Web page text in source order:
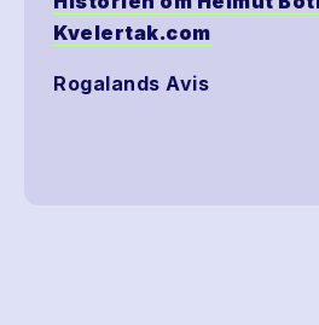
Kvelertak.com
Rogalands Avis